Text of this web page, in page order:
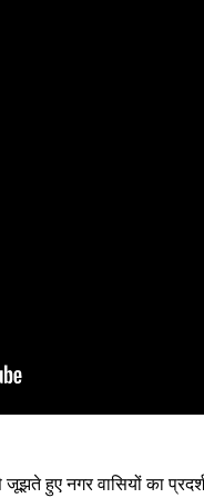
हुए नगर वासियों का